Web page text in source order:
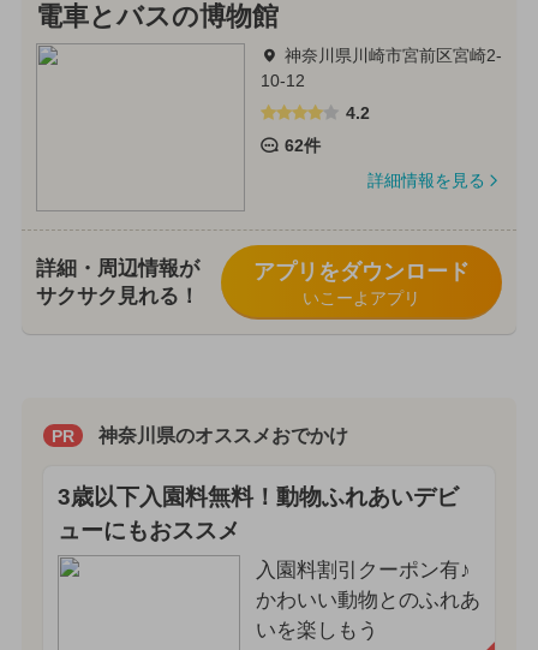
電車とバスの博物館
神奈川県川崎市宮前区宮崎2-
10-12
4.2
62件
詳細情報を見る
詳細・周辺情報が
サクサク見れる！
アプリをダウンロード
いこーよアプリ
PR 神奈川県のオススメおでかけ
3歳以下入園料無料！動物ふれあいデビ
ューにもおススメ
入園料割引クーポン有♪
かわいい動物とのふれあ
いを楽しもう